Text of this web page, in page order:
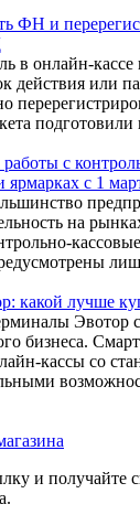
ФН и
в онлайн-
действия или
с
с 1
на
какой лучше
Эвотор
бизнеса.
кассы со
и получайте